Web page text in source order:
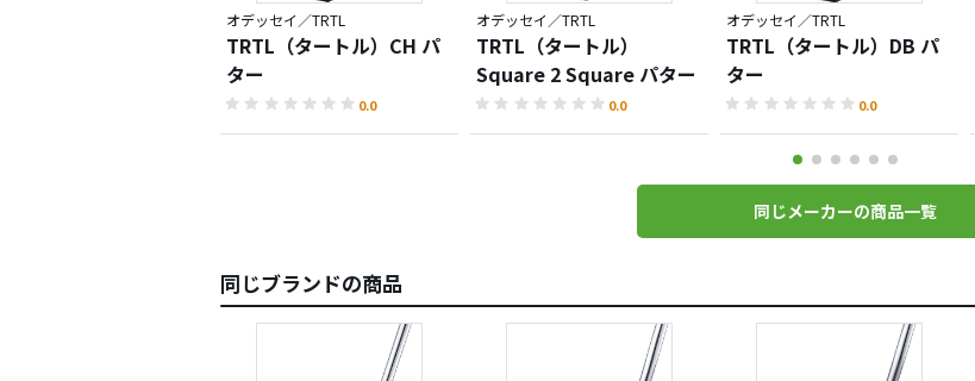
オデッセイ／TRTL
TRTL（タートル）CH パ
ター
0.0
オデッセイ／TRTL
TRTL（タートル）
Square 2 Square パター
0.0
オデッセイ／TRTL
TRTL（タートル）DB パ
ター
0.0
同じメーカーの商品一覧
同じブランドの商品